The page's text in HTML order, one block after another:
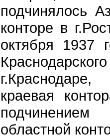
подчинялось
конторе в
октября 1937
краевая
областной